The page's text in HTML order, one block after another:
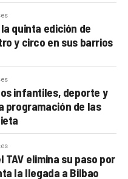
quinta edición de
y circo en sus barrios
infantiles, deporte y
programación de las
TAV elimina su paso por
la llegada a Bilbao